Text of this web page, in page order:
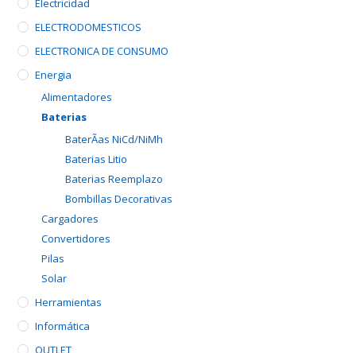
Electricidad
ELECTRODOMESTICOS
ELECTRONICA DE CONSUMO
Energia
Alimentadores
Baterias
BaterÃ­as NiCd/NiMh
Baterias Litio
Baterias Reemplazo
Bombillas Decorativas
Cargadores
Convertidores
Pilas
Solar
Herramientas
Informática
OUTLET